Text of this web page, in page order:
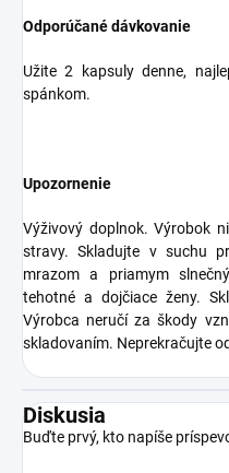
Odporúčané dávkovanie
Užite 2 kapsuly denne,
spánkom.
Upozornenie
Výživový doplnok. Výrobok
stravy. Skladujte v suchu
mrazom a priamym
tehotné a dojčiace ženy.
Výrobca neručí za škody
skladovaním. Neprekračujte
Diskusia
Buďte prvý, kto napíše